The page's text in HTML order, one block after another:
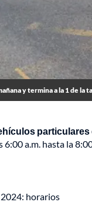
y termina a la 1 de la
6:00 a.m. hasta la
2024: horarios